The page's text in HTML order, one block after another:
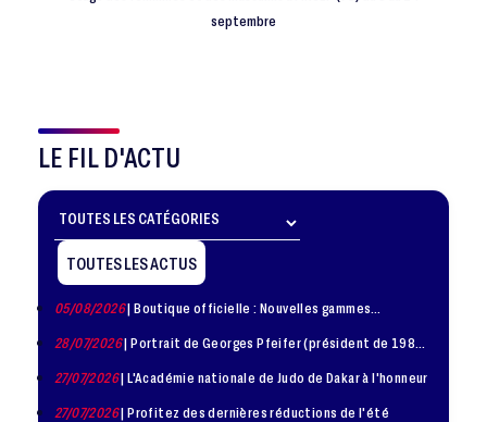
septembre
LE FIL D'ACTU
TOUTES LES ACTUS
05/08/2026| Boutique officielle : Nouvelles gammes
28/07/2026| Portrait de Georges Pfeifer (président de 1981
27/07/2026| L'Académie nationale de Judo de Dakar à l'honneur
27/07/2026| Profitez des dernières réductions de l'été